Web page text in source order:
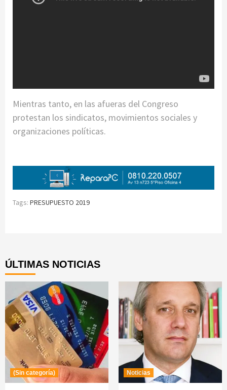
Mientras tanto, en las afueras del Congreso
protestan los sindicatos, movimientos sociales y
organizaciones políticas.
Tags: PRESUPUESTO 2019
ÚLTIMAS NOTICIAS
(Sin categoría) Noticias